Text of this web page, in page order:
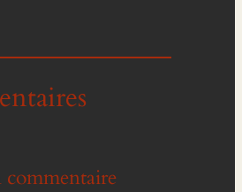
commentaire